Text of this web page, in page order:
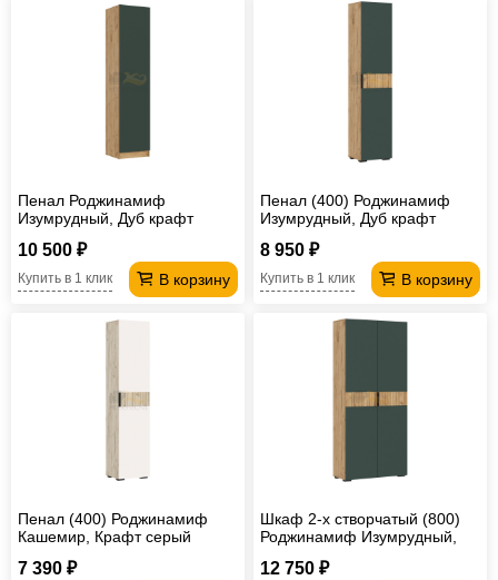
Пенал Роджинамиф
Изумрудный, Дуб крафт
10 500 ₽
В корзину
Купить в 1 клик
Пенал (400) Роджинамиф
Изумрудный, Дуб крафт
8 950 ₽
В корзину
Купить в 1 клик
Пенал (400) Роджинамиф
Кашемир, Крафт серый
7 390 ₽
Шкаф 2-х створчатый (800)
Роджинамиф Изумрудный,
12 750 ₽